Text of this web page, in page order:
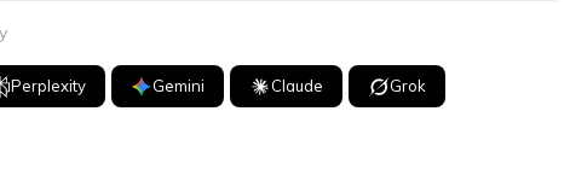
Perplexity Gemini Claude Grok